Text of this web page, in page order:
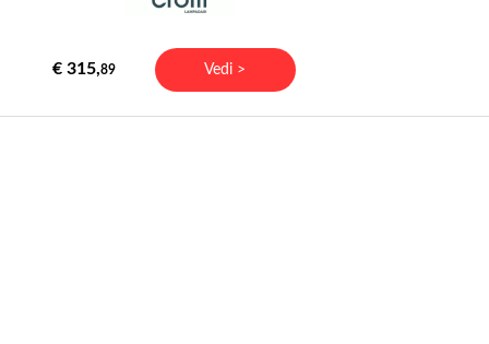
€ 315,89 Vedi >